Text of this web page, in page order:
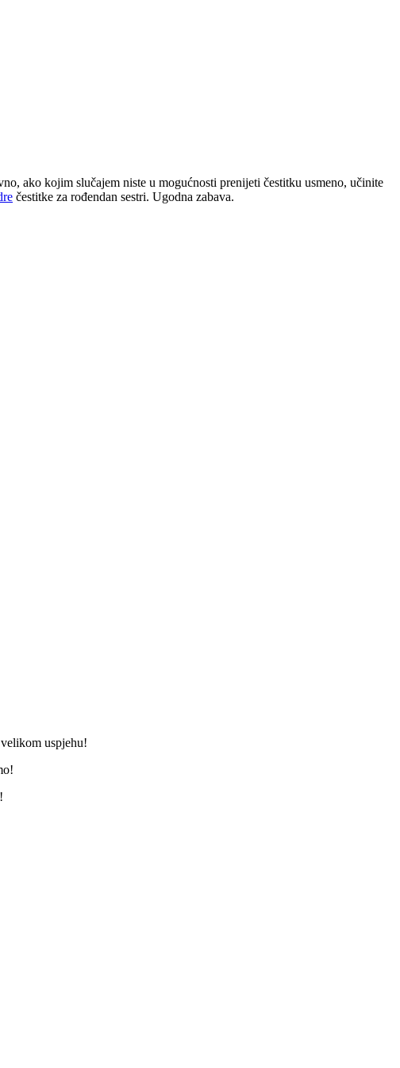
ako kojim slučajem niste u mogućnosti prenijeti čestitku usmeno, učinite
čestitke za rođendan sestri. Ugodna zabava.
uspjehu!